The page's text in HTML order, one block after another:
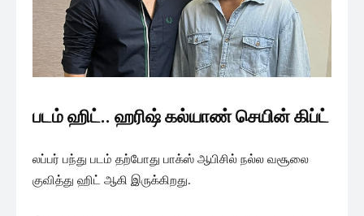
படம் ஹிட்.. ஹரிஷ் கல்யாண் செயின் கிப்ட்
லப்பர் பந்து படம் தற்போது பாக்ஸ் ஆபிசில் நல்ல வசூலை
குவித்து ஹிட் ஆகி இருக்கிறது.